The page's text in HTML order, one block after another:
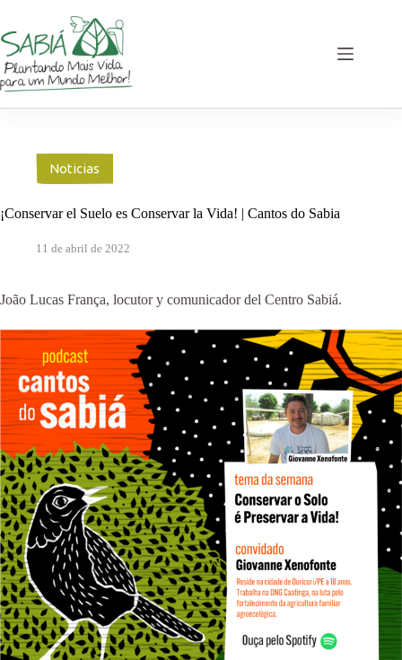
contenido
Noticias
¡Conservar el Suelo es Conservar la Vida! | Cantos do Sabia
11 de abril de 2022
João Lucas França, locutor y comunicador del Centro Sabiá.